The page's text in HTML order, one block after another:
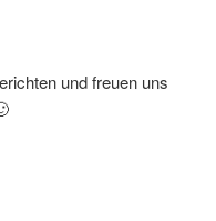
und freuen uns